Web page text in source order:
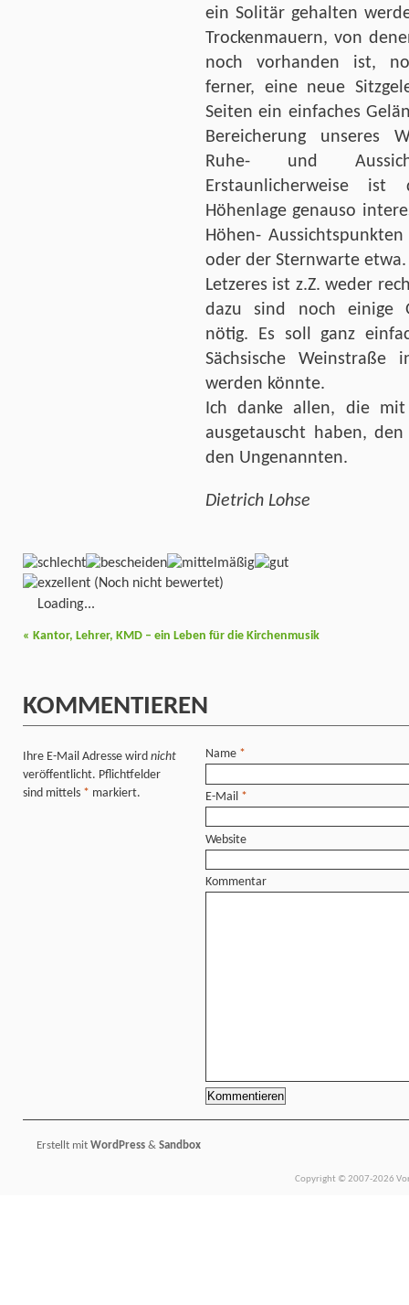
ein Solitär gehalten
Trockenmauern, von
noch vorhanden ist,
ferner, eine neue
Seiten ein einfaches
Bereicherung unseres
Ruhe- und
Erstaunlicherweise
Höhenlage genauso
Höhen-
oder der Sternwarte etwa.
Letzeres ist z.Z. weder
dazu sind noch einige
nötig. Es soll ganz
Sächsische
werden könnte.
Ich danke allen, die
ausgetauscht haben,
den Ungenannten.
Dietrich Lohse
(Noch nicht bewertet)
Loading...
« Kantor, Lehrer, KMD – ein Leben für die Kirchenmusik
KOMMENTIEREN
Ihre E-Mail Adresse wird nicht
veröffentlicht. Pflichtfelder
sind mittels * markiert.
Name *
E-Mail *
Website
Kommentar
Erstellt mit WordPress & Sandbox
Copyright © 2007-2026